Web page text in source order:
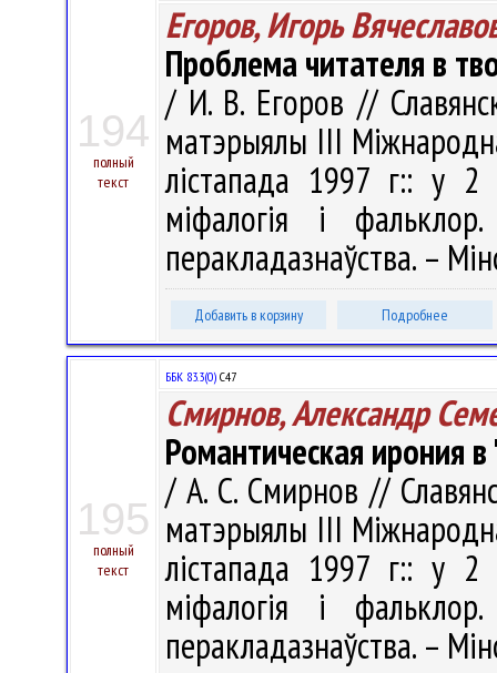
194
полный
текст
Егоров, Игорь
Проблема читателя в
/ И. В. Егоров //
матэрыялы III
лістапада 1997 г:: у 2
міфалогія і
перакладазнаўства. –
Добавить в корзину Подробнее
195
полный
текст
ББК 83.3(0) С47
Смирнов, Александр
Романтическая ирония
/ А. С. Смирнов //
матэрыялы III
лістапада 1997 г:: у 2
міфалогія і
перакладазнаўства. –